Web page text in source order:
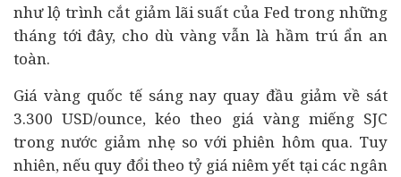
như lộ trình cắt giảm lãi suất của Fed trong những
tháng tới đây, cho dù vàng vẫn là hầm trú ẩn an
toàn.
Giá vàng quốc tế sáng nay quay đầu giảm về sát
3.300 USD/ounce, kéo theo giá vàng miếng SJC
trong nước giảm nhẹ so với phiên hôm qua. Tuy
nhiên, nếu quy đổi theo tỷ giá niêm yết tại các ngân